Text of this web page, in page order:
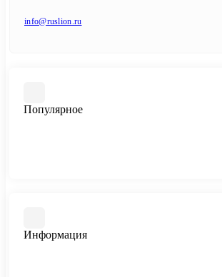
info@ruslion.ru
Популярное
Информация